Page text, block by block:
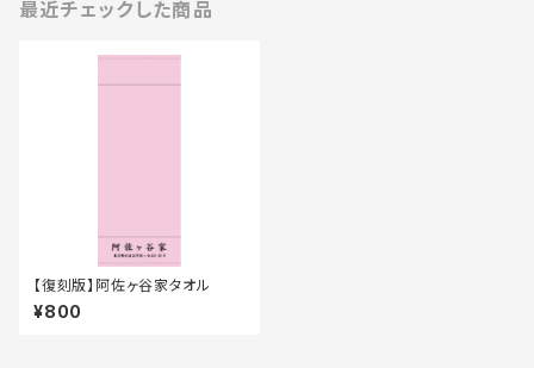
最近チェックした商品
【復刻版】阿佐ヶ谷家タオル
¥800